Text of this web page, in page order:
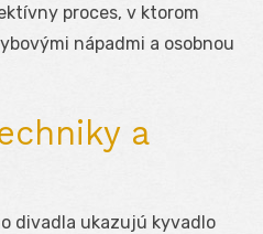
proces, v ktorom
nápadmi a osobnou
a
divadla ukazujú kyvadlo